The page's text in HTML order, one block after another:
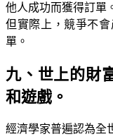
他人成功而獲得訂單
但實際上，競爭不
單。
九、世上的財
和遊戲。
經濟學家普遍認為全